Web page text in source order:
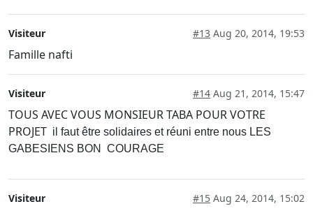
Visiteur #13 Aug 20, 2014, 19:53
Famille nafti
Visiteur #14 Aug 21, 2014, 15:47
TOUS AVEC VOUS MONSIEUR TABA POUR VOTRE
PROJET il faut être solidaires et réuni entre nous LES
GABESIENS BON COURAGE
Visiteur #15 Aug 24, 2014, 15:02